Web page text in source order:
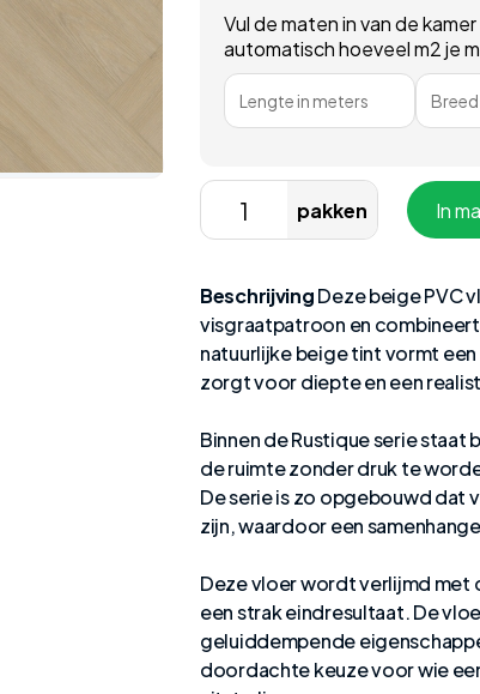
Vul de maten in van de
automatisch hoeveel m2 je
Lengte in meters
pakken In
BeschrijvingDeze beige PVC
visgraatpatroon en
natuurlijke beige tint vormt
zorgt voor diepte en een
Binnen de Rustique serie
de ruimte zonder druk te
De serie is zo opgebouwd dat
zijn, waardoor een
Deze vloer wordt verlijmd
een strak eindresultaat. De
geluiddempende
doordachte keuze voor wie